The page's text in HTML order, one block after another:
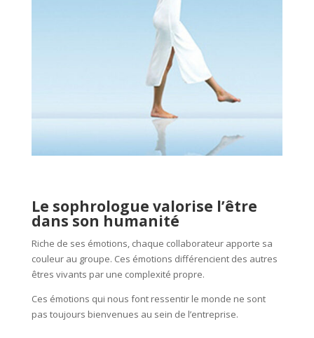
Le sophrologue valorise l’être
dans son humanité
Riche de ses émotions, chaque collaborateur apporte sa
couleur au groupe. Ces émotions différencient des autres
êtres vivants par une complexité propre.
Ces émotions qui nous font ressentir le monde ne sont
pas toujours bienvenues au sein de l’entreprise.